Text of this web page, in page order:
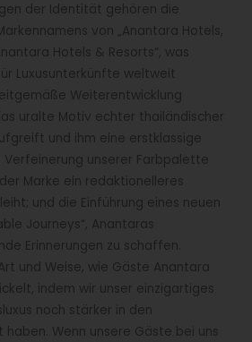
der Identität gehören die
von „Anantara Hotels,
Hotels & Resorts“, was
Luxusunterkünfte weltweit
Weiterentwicklung
uralte Motiv echter thailändischer
und ihm eine erstklassige
unserer Farbpalette
Marke ein redaktionelleres
und die Einführung eines neuen
Journeys“, Anantaras
Erinnerungen zu schaffen.
und Weise, wie Gäste Anantara
indem wir unser einzigartiges
noch stärker in den
Wenn unsere Gäste bei uns